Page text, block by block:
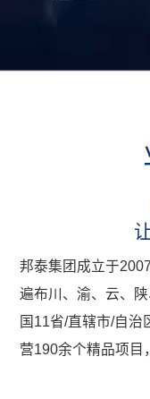
邦泰集团成立于
遍布川、渝、云、
国11省/直辖市/自治
营190余个精品项目